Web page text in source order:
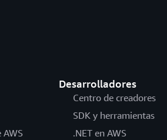
AWS
Desarrolladores
Centro de creadores
SDK y herramientas
.NET en AWS